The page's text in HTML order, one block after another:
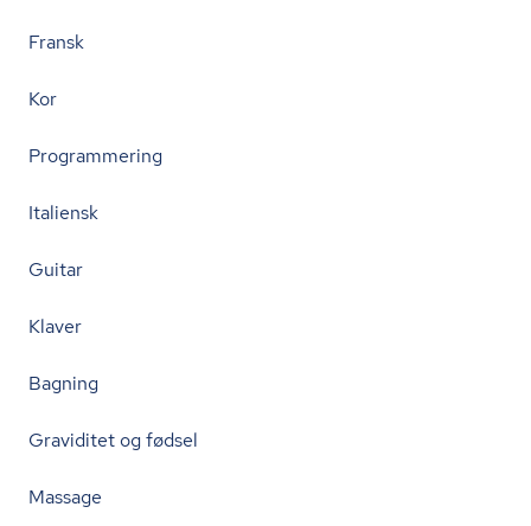
Fransk
Kor
Programmering
Italiensk
Guitar
Klaver
Bagning
Graviditet og fødsel
Massage